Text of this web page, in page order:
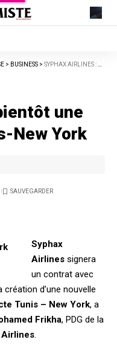
> BUSINESS > SYPHAX AIRLINES : BIENTÔT UNE LIGNE DIRECTE TUNIS-NEW YORK
une
New York
Syphax
Airlines signera
un contrat avec
création d’une nouvelle
Tunis – New York, a
Frikha, PDG de la
Airlines.